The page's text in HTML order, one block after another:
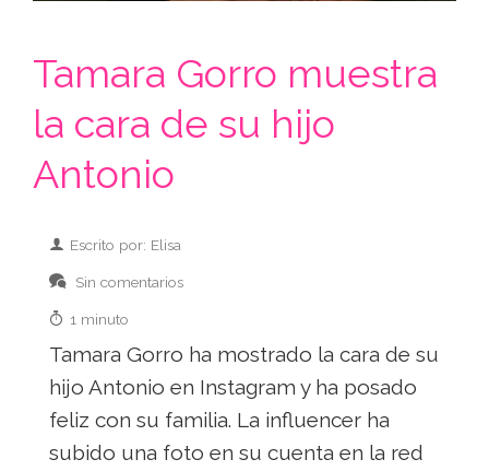
Tamara Gorro muestra
la cara de su hijo
Antonio
Escrito por: Elisa
Sin comentarios
1 minuto
Tamara Gorro ha mostrado la cara de su
hijo Antonio en Instagram y ha posado
feliz con su familia. La influencer ha
subido una foto en su cuenta en la red